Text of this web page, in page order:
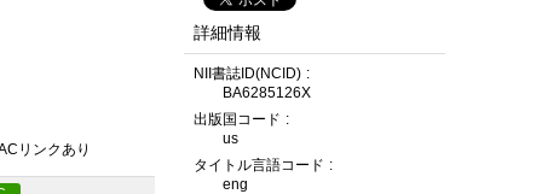
リンクあり
詳細情報
NII書誌ID(NCID)
BA6285126X
出版国コード
us
タイトル言語コード
eng